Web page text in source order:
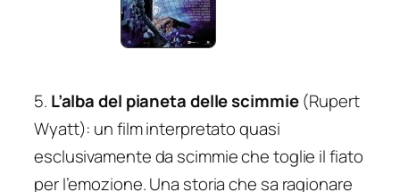
5. L’alba del pianeta delle scimmie(Rupert
Wyatt): un film interpretato quasi
esclusivamente da scimmie che toglie il fiato
per l’emozione. Una storia che sa ragionare